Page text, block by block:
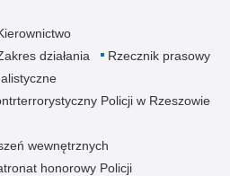
działania
Rzecznik prasowy
Policji w Rzeszowie
wewnętrznych
honorowy Policji